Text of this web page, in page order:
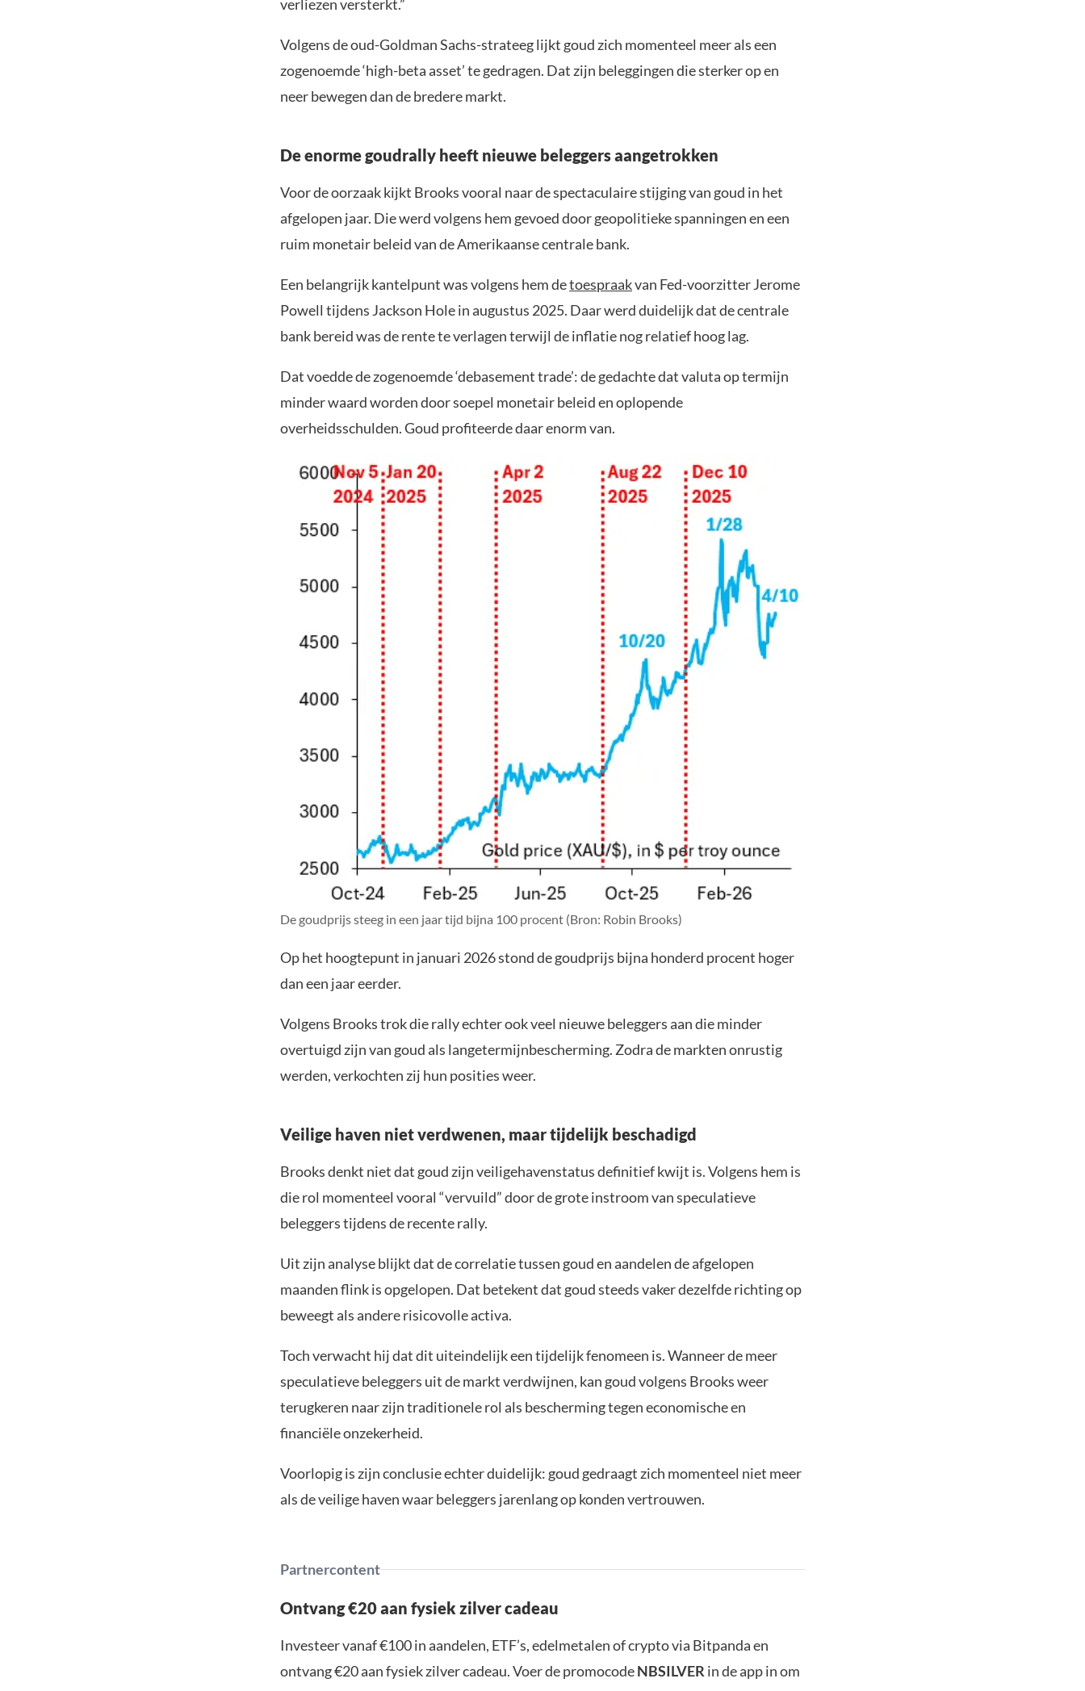
verliezen versterkt.”
Volgens de oud-Goldman Sachs-strateeg lijkt goud zich momenteel meer als een
zogenoemde ‘high-beta asset’ te gedragen. Dat zijn beleggingen die sterker op en
neer bewegen dan de bredere markt.
De enorme goudrally heeft nieuwe beleggers aangetrokken
Voor de oorzaak kijkt Brooks vooral naar de spectaculaire stijging van goud in het
afgelopen jaar. Die werd volgens hem gevoed door geopolitieke spanningen en een
ruim monetair beleid van de Amerikaanse centrale bank.
Een belangrijk kantelpunt was volgens hem detoespraakvan Fed-voorzitter Jerome
Powell tijdens Jackson Hole in augustus 2025. Daar werd duidelijk dat de centrale
bank bereid was de rente te verlagen terwijl de inflatie nog relatief hoog lag.
Dat voedde de zogenoemde ‘debasement trade’: de gedachte dat valuta op termijn
minder waard worden door soepel monetair beleid en oplopende
overheidsschulden. Goud profiteerde daar enorm van.
De goudprijs steeg in een jaar tijd bijna 100 procent (Bron: Robin Brooks)
Op het hoogtepunt in januari 2026 stond de goudprijs bijna honderd procent hoger
dan een jaar eerder.
Volgens Brooks trok die rally echter ook veel nieuwe beleggers aan die minder
overtuigd zijn van goud als langetermijnbescherming. Zodra de markten onrustig
werden, verkochten zij hun posities weer.
Veilige haven niet verdwenen, maar tijdelijk beschadigd
Brooks denkt niet dat goud zijn veiligehavenstatus definitief kwijt is. Volgens hem is
die rol momenteel vooral “vervuild” door de grote instroom van speculatieve
beleggers tijdens de recente rally.
Uit zijn analyse blijkt dat de correlatie tussen goud en aandelen de afgelopen
maanden flink is opgelopen. Dat betekent dat goud steeds vaker dezelfde richting op
beweegt als andere risicovolle activa.
Toch verwacht hij dat dit uiteindelijk een tijdelijk fenomeen is. Wanneer de meer
speculatieve beleggers uit de markt verdwijnen, kan goud volgens Brooks weer
terugkeren naar zijn traditionele rol als bescherming tegen economische en
financiële onzekerheid.
Voorlopig is zijn conclusie echter duidelijk: goud gedraagt zich momenteel niet meer
als de veilige haven waar beleggers jarenlang op konden vertrouwen.
Partnercontent
Ontvang €20 aan fysiek zilver cadeau
Investeer vanaf €100 in aandelen, ETF’s, edelmetalen of crypto via Bitpanda en
ontvang €20 aan fysiek zilver cadeau. Voer de promocodeNBSILVER in de app in om